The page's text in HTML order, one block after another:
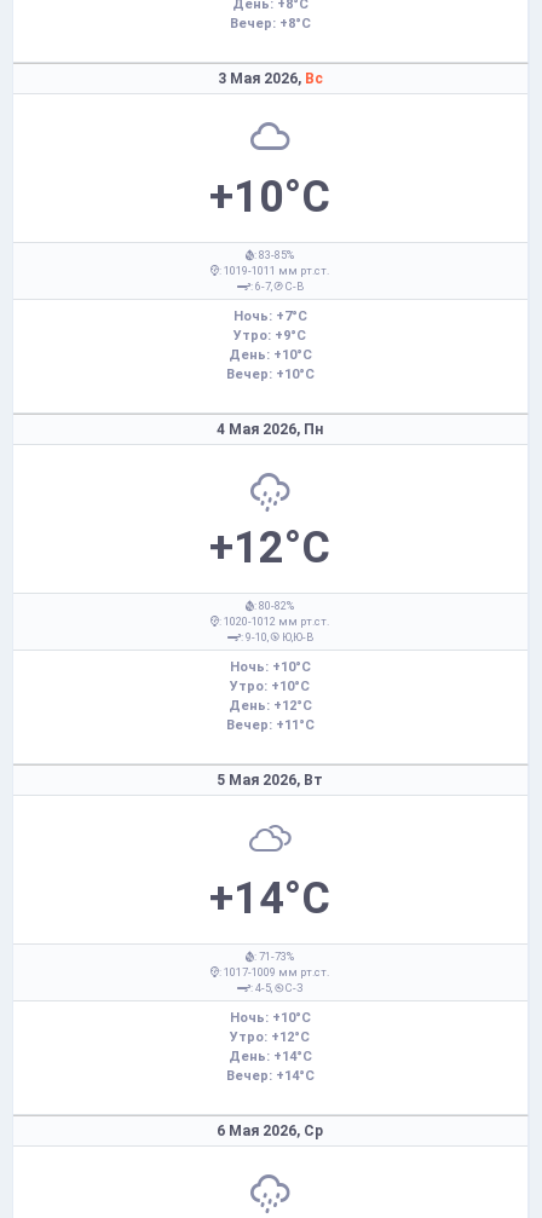
День: +8°C
Вечер: +8°C
3 Мая 2026, Вс
+10°C
: 83-85%
: 1019-1011 мм рт.ст.
: 6-7,
С-В
Ночь: +7°C
Утро: +9°C
День: +10°C
Вечер: +10°C
4 Мая 2026, Пн
+12°C
: 80-82%
: 1020-1012 мм рт.ст.
: 9-10,
Ю,Ю-В
Ночь: +10°C
Утро: +10°C
День: +12°C
Вечер: +11°C
5 Мая 2026, Вт
+14°C
: 71-73%
: 1017-1009 мм рт.ст.
: 4-5,
С-З
Ночь: +10°C
Утро: +12°C
День: +14°C
Вечер: +14°C
6 Мая 2026, Ср